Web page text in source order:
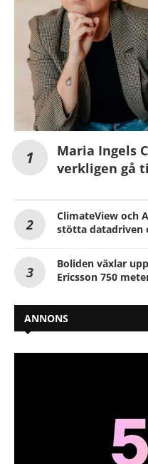
Maria Ingels
verkligen gå
ClimateView och
stötta datadriven
Boliden växlar
Ericsson 750
ANNONS